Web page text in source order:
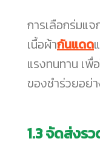
การเลือกร่มแ
เนื้อผ้ากันแดด
แรงทนทาน เพื่
ของชำร่วยอย่
1.3จัดส่งรว